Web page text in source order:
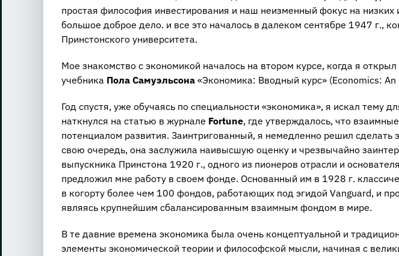
простая философия инвестирования и наш неизменный фокус на
большое доброе дело. и все это началось в далеком сентябре 1947 г.,
Принстонского университета.
Мое знакомство с экономикой началось на втором курсе, когда я
учебника Пола Самуэльсона «Экономика: Вводный курс» (Economics:
Год спустя, уже обучаясь по специальности «экономика», я искал тему
наткнулся на статью в журнале Fortune, где утверждалось, что
потенциалом развития. Заинтригованный, я немедленно решил сделать
свою очередь, она заслужила наивысшую оценку и чрезвычайно
выпускника Принстона 1920 г., одного из пионеров отрасли и основателя
предложил мне работу в своем фонде. Основанный им в 1928 г.
в когорту более чем 100 фондов, работающих под эгидой Vanguard, и
являясь крупнейшим сбалансированным взаимным фондом в мире.
В те давние времена экономика была очень концептуальной и
элементы экономической теории и философской мысли, начиная с